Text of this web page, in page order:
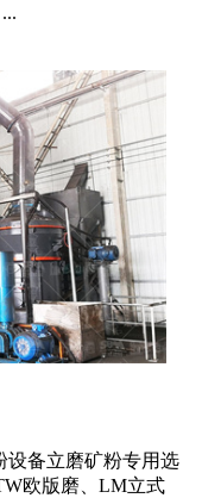
设备立磨矿粉专用选
欧版磨、LM立式